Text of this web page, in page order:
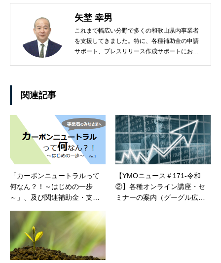
矢埜 幸男
これまで幅広い分野で多くの和歌山県内事業者
を支援してきました。特に、各種補助金の申請
サポート、プレスリリース作成サポートにおい
関連記事
「カーボンニュートラルって
何なん？！～はじめの一歩
～」、及び関連補助金・支援
【YMOニュース＃171-令和
②】各種オンライン講座・セ
ミナーの案内（グーグル広